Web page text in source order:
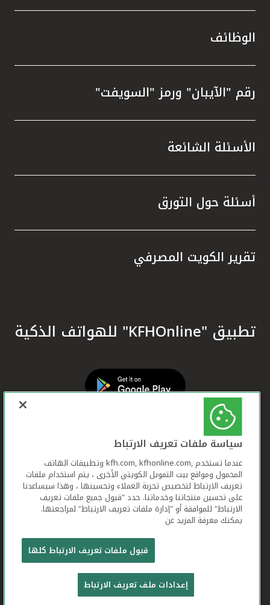
الوظائف
رقم "الآيبان" ورمز "السويفت"
الأسئلة الشائعة
أسئلة حول التورق
تقرير الكويت المصرفي
تطبيق "KFHOnline" للهواتف الذكية
بيت التمويل الكويتي جميع الحقوق محفوظة © 2025
شروط وأحكام استخدام الموقع الإلكتروني
تعريف الارتباط بيان الخصوصية
سياسة ملفات تعريف الارتباط
عندما تستخدم ,kfh.com, kfhonline.com وتطبيقات الهاتف
المحمول ومواقع بيت التمويل الكويتي الأخرى ، يتم استخدام ملفات
تعريف الارتباط لتخصيص تجربة العملاء وتحسينها ، وهذا سيساعدنا
على تحسين منتجاتنا وخدماتنا. حدد "قبول جميع ملفات تعريف
الارتباط" للموافقة أو "إدارة ملفات تعريف الارتباط" لمراجعتها.
يمكنك معرفة المزيد عن
قبول ملفات تعريف الارتباط كلها
إعدادات ملف تعريف الارتباط